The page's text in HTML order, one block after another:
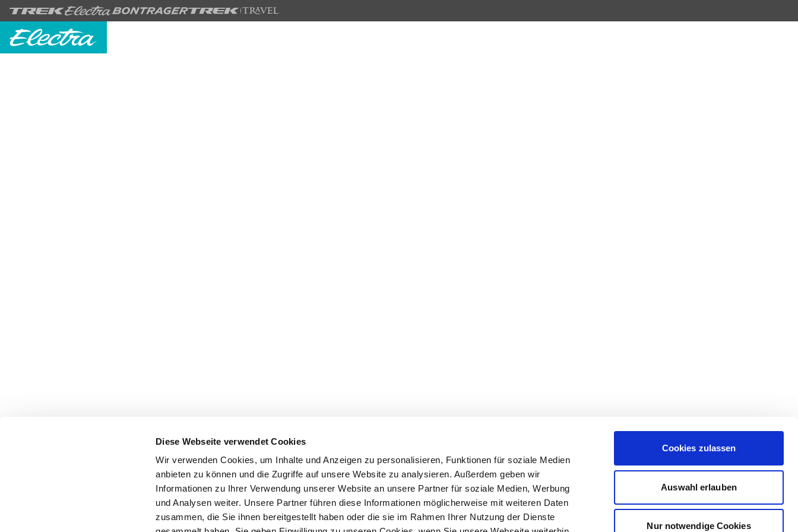
Diese Webseite verwendet Cookies
Wir verwenden Cookies, um Inhalte und Anzeigen zu personalisieren, Funktionen für soziale Medien
anbieten zu können und die Zugriffe auf unsere Website zu analysieren. Außerdem geben wir
Informationen zu Ihrer Verwendung unserer Website an unsere Partner für soziale Medien, Werbung
und Analysen weiter. Unsere Partner führen diese Informationen möglicherweise mit weiteren Daten
zusammen, die Sie ihnen bereitgestellt haben oder die sie im Rahmen Ihrer Nutzung der Dienste
Cookies zulassen
Auswahl erlauben
Nur notwendige Cookies